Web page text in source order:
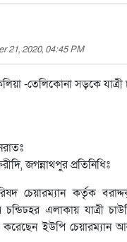
21, 2020, 04:45 PM
জগন্নাথপুর প্রতিনিধিঃ
চেয়ারম্যান কর্তৃক
এলাকায় যাত্রী
করেছেন ইউপি চেয়ারম্যান